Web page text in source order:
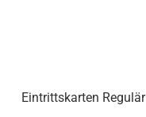
Eintrittskarten Regulär